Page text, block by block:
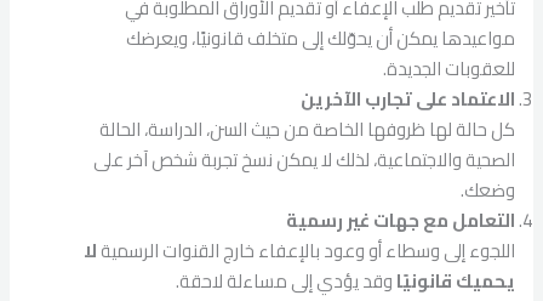
تأخير تقديم طلب الإعفاء أو تقديم الأوراق المطلوبة في
مواعيدها يمكن أن يحوّلك إلى متخلف قانونيًا، ويعرضك
للعقوبات الجديدة.
الاعتماد على تجارب الآخرين
كل حالة لها ظروفها الخاصة من حيث السن، الدراسة، الحالة
الصحية والاجتماعية، لذلك لا يمكن نسخ تجربة شخص آخر على
وضعك.
التعامل مع جهات غير رسمية
اللجوء إلى وسطاء أو وعود بالإعفاء خارج القنوات الرسميةلا
يحميك قانونيًاوقد يؤدي إلى مساءلة لاحقة.